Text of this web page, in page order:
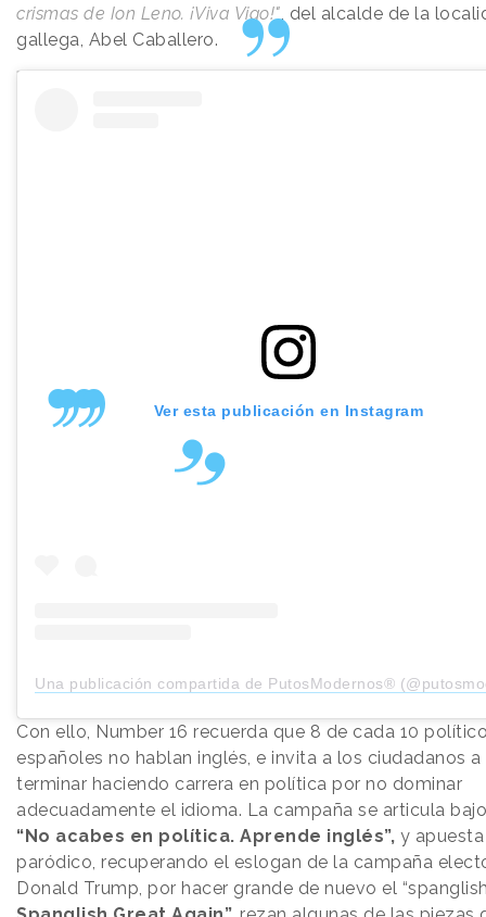
crismas de Ion Leno. ¡Viva Vigo!", del alcalde de la
gallega, Abel Caballero.
Ver esta publicación en Instagram
Una publicación compartida de PutosModernos®
Con ello, Number 16 recuerda que 8 de cada 10
españoles no hablan inglés, e invita a los ciudadanos a
terminar haciendo carrera en política por no dominar
adecuadamente el idioma. La campaña se articula
“No acabes en política. Aprende inglés”, y
paródico, recuperando el eslogan de la campaña
Donald Trump, por hacer grande de nuevo el